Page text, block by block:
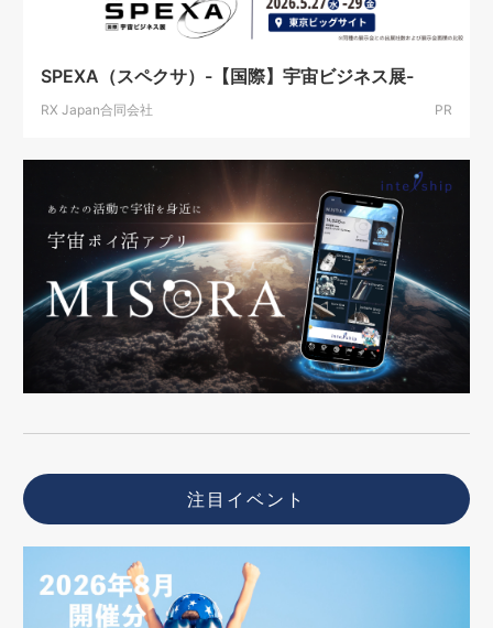
SPEXA（スペクサ）-【国際】宇宙ビジネス展-
RX Japan合同会社 PR
注目イベント